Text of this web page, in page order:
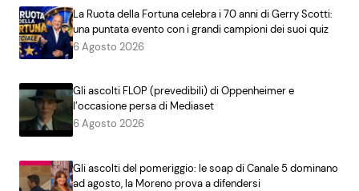
La Ruota della Fortuna celebra i 70 anni di Gerry Scotti:
una puntata evento con i grandi campioni dei suoi quiz
6 Agosto 2026
Gli ascolti FLOP (prevedibili) di Oppenheimer e
l’occasione persa di Mediaset
6 Agosto 2026
Gli ascolti del pomeriggio: le soap di Canale 5 dominano
ad agosto, la Moreno prova a difendersi